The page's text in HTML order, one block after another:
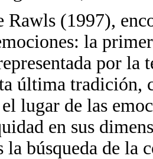
Rawls (1997),
la
por
última tradición,
lugar de las
en sus
la búsqueda de la